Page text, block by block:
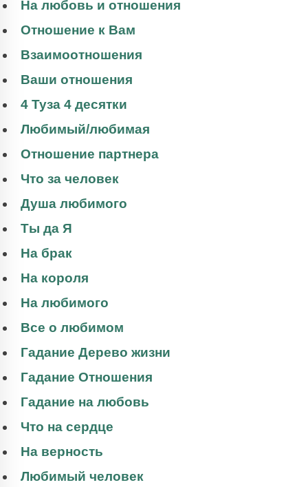
На любовь и отношения
Отношение к Вам
Взаимоотношения
Ваши отношения
4 Туза 4 десятки
Любимый/любимая
Отношение партнера
Что за человек
Душа любимого
Ты да Я
На брак
На короля
На любимого
Все о любимом
Гадание Дерево жизни
Гадание Отношения
Гадание на любовь
Что на сердце
На верность
Любимый человек